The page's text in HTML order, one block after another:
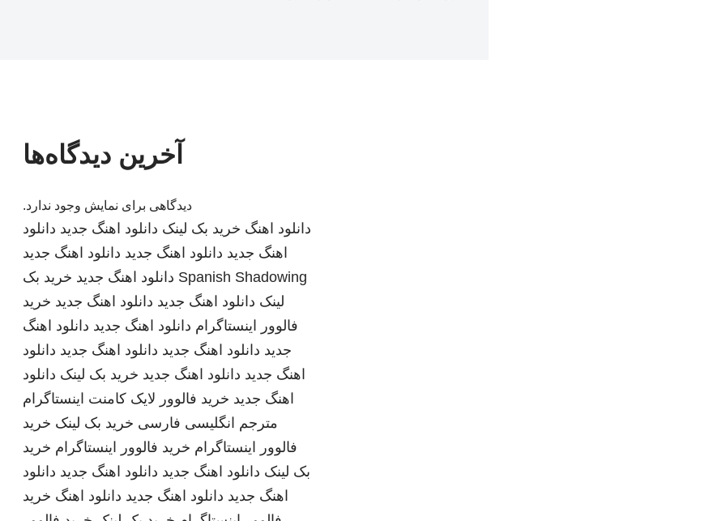
آخرین دیدگاه‌ها
دیدگاهی برای نمایش وجود ندارد.
دانلود اهنگ خرید بک لینک دانلود اهنگ جدید دانلود
اهنگ جدید دانلود اهنگ جدید دانلود اهنگ جدید
Spanish Shadowing دانلود اهنگ جدید خرید بک
لینک دانلود اهنگ جدید دانلود اهنگ جدید خرید
فالوور اینستاگرام دانلود اهنگ جدید دانلود اهنگ
جدید دانلود اهنگ جدید دانلود اهنگ جدید دانلود
اهنگ جدید دانلود اهنگ جدید خرید بک لینک دانلود
اهنگ جدید خرید فالوور لایک کامنت اینستاگرام
مترجم انگلیسی فارسی خرید بک لینک خرید
فالوور اینستاگرام خرید فالوور اینستاگرام خرید
بک لینک دانلود اهنگ جدید دانلود اهنگ جدید دانلود
اهنگ جدید دانلود اهنگ جدید دانلود اهنگ خرید